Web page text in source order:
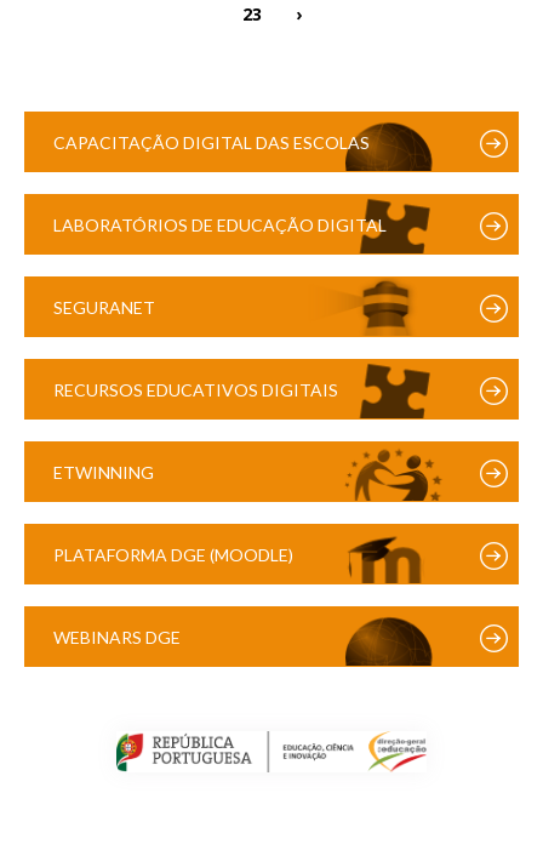
23
›
CAPACITAÇÃO DIGITAL DAS ESCOLAS
LABORATÓRIOS DE EDUCAÇÃO DIGITAL
SEGURANET
RECURSOS EDUCATIVOS DIGITAIS
ETWINNING
PLATAFORMA DGE (MOODLE)
WEBINARS DGE